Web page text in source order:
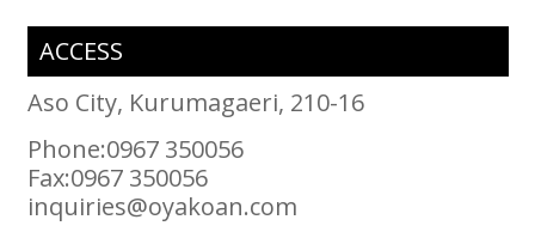
ACCESS
Aso City, Kurumagaeri, 210-16
Phone:0967 350056
Fax:0967 350056
inquiries@oyakoan.com